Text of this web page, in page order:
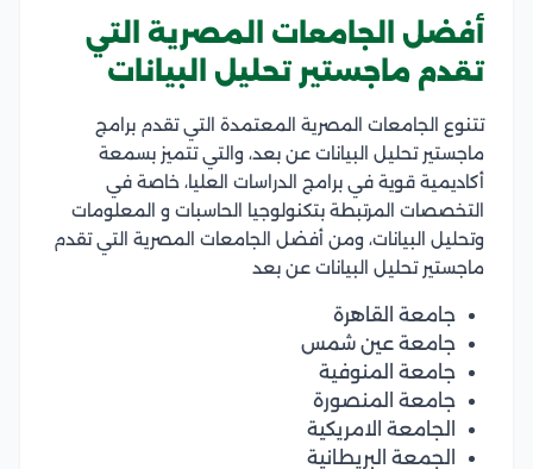
أفضل الجامعات المصرية التي
تقدم ماجستير تحليل البيانات
تتنوع الجامعات المصرية المعتمدة التي تقدم برامج
ماجستير تحليل البيانات عن بعد، والتي تتميز بسمعة
أكاديمية قوية في برامج الدراسات العليا، خاصة في
التخصصات المرتبطة بتكنولوجيا الحاسبات و المعلومات
وتحليل البيانات، ومن أفضل الجامعات المصرية التي تقدم
ماجستير تحليل البيانات عن بعد
جامعة القاهرة
جامعة عين شمس
جامعة المنوفية
جامعة المنصورة
الجامعة الامريكية
الجمعة البريطانية